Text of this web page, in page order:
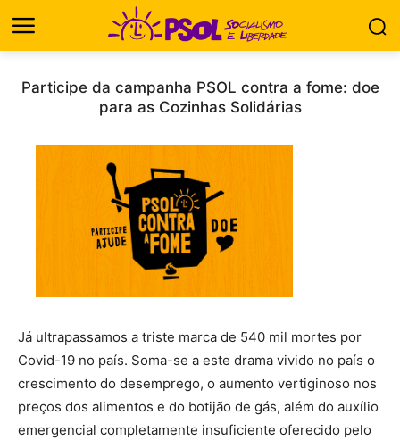
Participe da campanha PSOL contra a fome: doe
para as Cozinhas Solidárias
Já ultrapassamos a triste marca de 540 mil mortes por
Covid-19 no país. Soma-se a este drama vivido no país o
crescimento do desemprego, o aumento vertiginoso nos
preços dos alimentos e do botijão de gás, além do auxílio
emergencial completamente insuficiente oferecido pelo